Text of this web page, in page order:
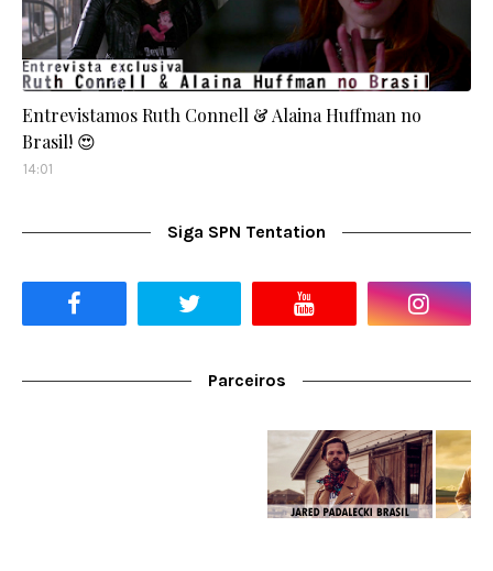
Entrevistamos Ruth Connell & Alaina Huffman no
Brasil! 😍
14:01
Siga SPN Tentation
Parceiros